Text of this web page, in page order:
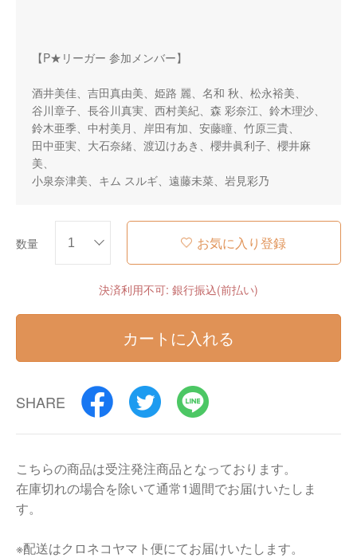
【P★リーガー 参加メンバー】
酒井美佳、吉田真由美、姫路 麗、名和 秋、松永裕美、
谷川章子、長谷川真実、西村美紀、森 彩奈江、鈴木理沙、
鈴木亜季、中村美月、岸田有加、安藤瞳、竹原三貴、
田中亜実、大石奈緒、渡辺けあき、櫻井眞利子、櫻井麻
美、
小泉奈津美、キム スルギ、遠藤未菜、岩見彩乃
数量 お気に入り登録
決済利用不可: 銀行振込(前払い)
カートに入れる
SHARE
こちらの商品は受注発注商品となっております。
在庫切れの場合を除いて通常1週間でお届けいたしま
す。
※配送はクロネコヤマト便にてお届けいたします。